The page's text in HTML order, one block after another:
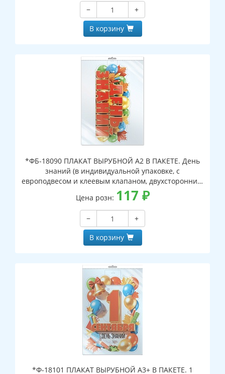
−
+
В корзину
*ФБ-18090 ПЛАКАТ ВЫРУБНОЙ А2 В ПАКЕТЕ. День
знаний (в индивидуальной упаковке, с
европодвесом и клеевым клапаном, двухсторонний,
ВД-лак)
Цена розн: 117 ₽
−
+
В корзину
*Ф-18101 ПЛАКАТ ВЫРУБНОЙ А3+ В ПАКЕТЕ. 1